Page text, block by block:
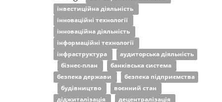
інвестиційна діяльність
інноваційні технології
інноваційна діяльність
інформаційні технології
інфраструктура
аудиторська діяльність
бізнес-план
банківська система
безпека держави
безпека підприємства
будівництво
воєнний стан
діджиталізація
децентралізація